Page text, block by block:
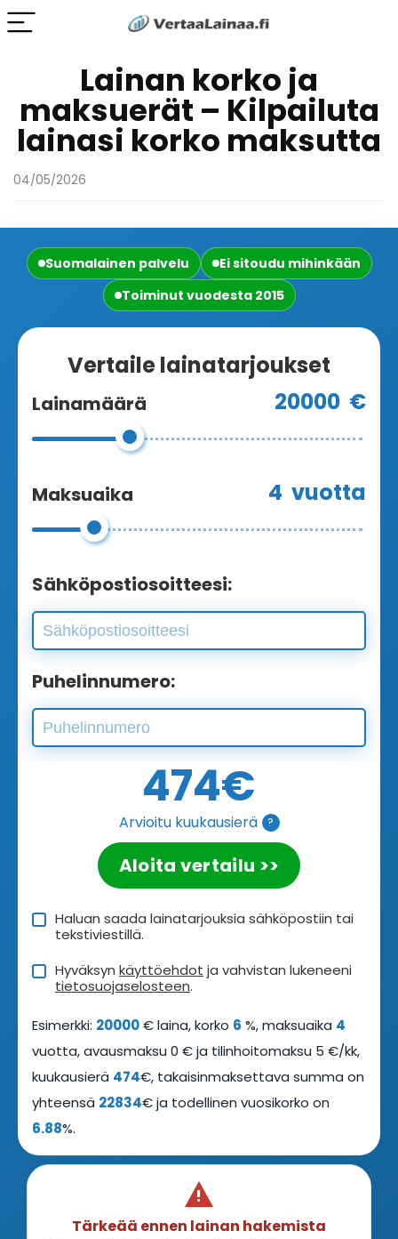
Lainan korko ja
maksuerät – Kilpailuta
lainasi korko maksutta
04/05/2026
Suomalainen palvelu
Ei sitoudu mihinkään
Toiminut vuodesta 2015
Vertaile lainatarjoukset
Lainamäärä 20000 €
Maksuaika 4 vuotta
Sähköpostiosoitteesi:
Puhelinnumero:
474€
Arvioitu kuukausierä ?
Aloita vertailu >>
Haluan saada lainatarjouksia sähköpostiin tai
tekstiviestillä.
Hyväksyn käyttöehdot ja vahvistan lukeneeni
tietosuojaselosteen.
Esimerkki: 20000€ laina, korko 6 %, maksuaika 4
vuotta, avausmaksu 0 € ja tilinhoitomaksu 5 €/kk,
kuukausierä 474€, takaisinmaksettava summa on
yhteensä 22834€ ja todellinen vuosikorko on
6.88%.
Tärkeää ennen lainan hakemista